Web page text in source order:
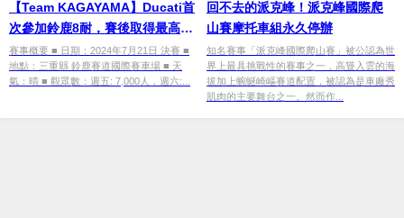
【Team KAGAYAMA】Ducati首
次參加鈴鹿8耐，賽後取得最高名
次第4名！！
賽事概要 ■ 日期：2024年7月21日 決賽 ■
地點：三重縣 鈴鹿賽道國際賽車場 ■ 天
氣：晴 ■ 觀眾數：週五: 7,000人，週六:...
回不去的派克峰！派克峰國際爬
山賽摩托車組永久停辦
知名賽事「派克峰國際爬山賽」被公認為世
界上最具挑戰性的賽事之一，高聳入雲的海
拔加上蜿蜒崎嶇賽道配置，被認為是車廠秀
肌肉的主要舞台之一。然而作...